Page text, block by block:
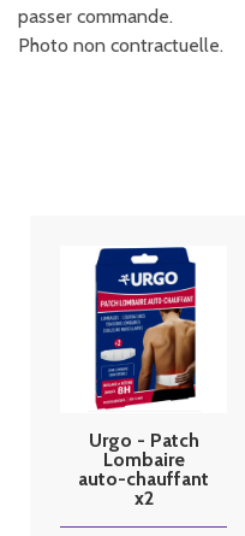
passer commande.
Photo non contractuelle.
Urgo - Patch
Lombaire
auto-chauffant
x2